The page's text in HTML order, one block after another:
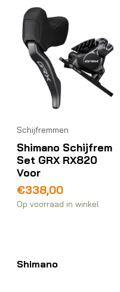
Schijfremmen
Shimano Schijfrem
Set GRX RX820
Voor
€338,00
Op voorraad in winkel
Shimano